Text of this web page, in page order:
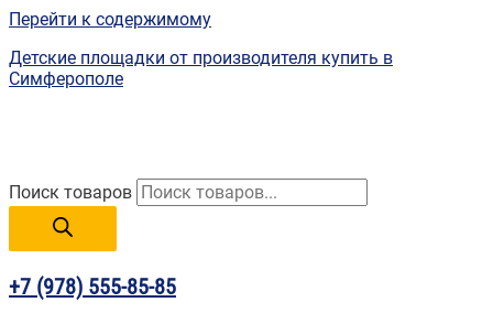
Перейти к содержимому
Детские площадки от производителя купить в
Симферополе
Поиск товаров
+7 (978) 555-85-85